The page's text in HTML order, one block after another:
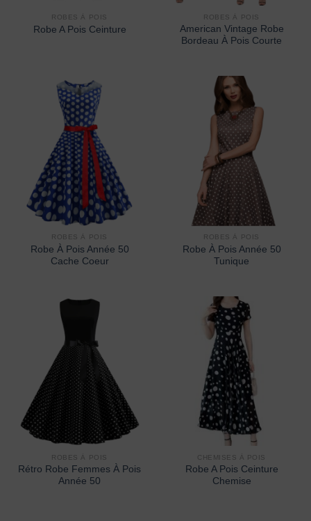
ROBES À POIS
Robe A Pois Ceinture
ROBES À POIS
American Vintage Robe
Bordeau À Pois Courte
ROBES À POIS
Robe À Pois Année 50
Cache Coeur
ROBES À POIS
Robe À Pois Année 50
Tunique
ROBES À POIS
Rétro Robe Femmes À Pois
Année 50
CHEMISES À POIS
Robe A Pois Ceinture
Chemise